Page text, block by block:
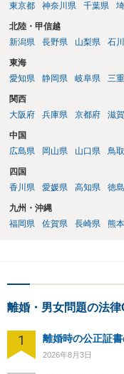
東京都
神奈川県 千葉県
北陸・甲信越
新潟県
長野県 山梨県 石
東海
愛知県
静岡県 岐阜県 三
関西
大阪府
兵庫県 京都府 滋
中国
広島県
岡山県 山口県 鳥
四国
香川県
愛媛県 高知県 徳
九州・沖縄
福岡県
佐賀県 長崎県 熊
離婚・男女問題の法
1 離婚時の公正証
2026年8月3日